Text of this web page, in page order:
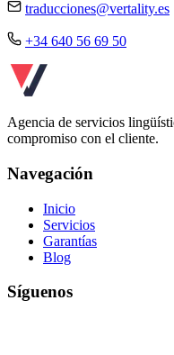
traducciones@vertality.es
+34 640 56 69 50
Agencia de servicios
compromiso con el cliente.
Navegación
Inicio
Servicios
Garantías
Blog
Síguenos